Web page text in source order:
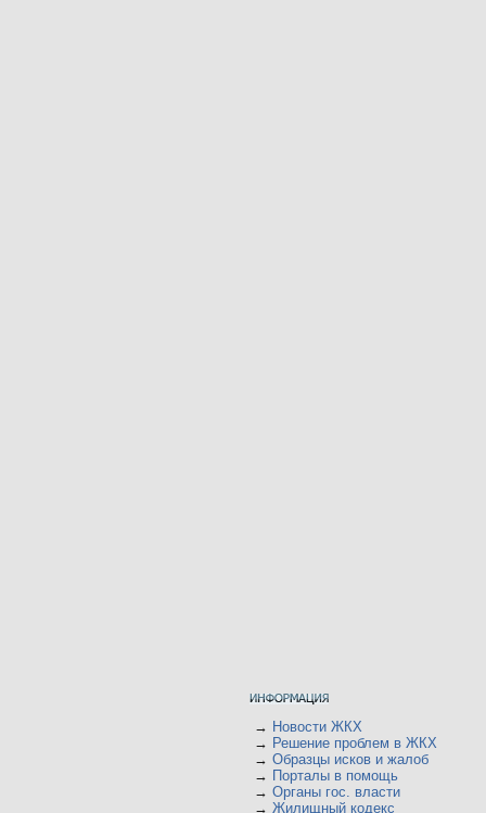
→ Новости ЖКХ
→ Решение проблем в ЖКХ
→ Образцы исков и жалоб
→ Порталы в помощь
→ Органы гос. власти
→ Жилищный кодекс